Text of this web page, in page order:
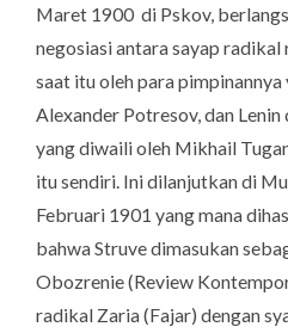
Maret 1900 di Pskov,
negosiasi antara sayap
saat itu oleh para
Alexander Potresov, dan
yang diwaili oleh Mikhail
itu sendiri. Ini dilanjutkan di
Februari 1901 yang mana
bahwa Struve dimasukan
Obozrenie(Review
radikal Zaria(Fajar) dengan